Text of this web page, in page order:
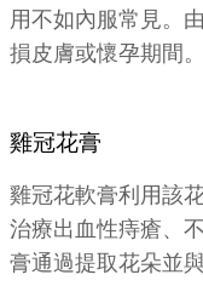
用不如內服常見。
損皮膚或懷孕期間。
雞冠花膏
雞冠花軟膏利用該
治療出血性痔瘡、
膏通過提取花朵並